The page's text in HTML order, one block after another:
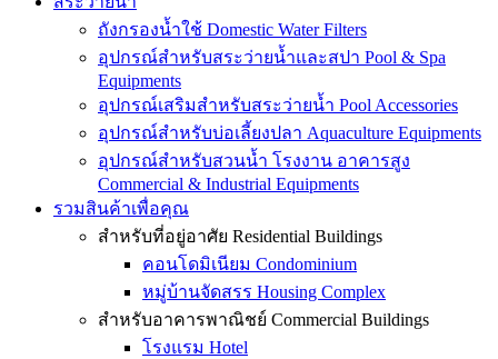
ถังกรองน้ำใช้ Domestic Water Filters
อุปกรณ์สำหรับสระว่ายน้ำและสปา Pool & Spa
Equipments
อุปกรณ์เสริมสำหรับสระว่ายน้ำ Pool Accessories
อุปกรณ์สำหรับบ่อเลี้ยงปลา Aquaculture Equipments
อุปกรณ์สำหรับสวนน้ำ โรงงาน อาคารสูง
Commercial & Industrial Equipments
รวมสินค้าเพื่อคุณ
สำหรับที่อยู่อาศัย Residential Buildings
คอนโดมิเนียม Condominium
หมู่บ้านจัดสรร Housing Complex
สำหรับอาคารพาณิชย์ Commercial Buildings
โรงแรม Hotel